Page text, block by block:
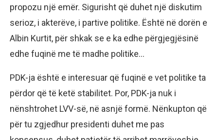
propozu një emër. Sigurisht që duhet një diskutim
serioz, i akterëve, i partive politike. Është në dorën e
Albin Kurtit, për shkak se e ka edhe përgjegjësinë
edhe fuqinë me të madhe politike…
PDK-ja është e interesuar që fuqinë e vet politike ta
përdor që të ketë stabilitet. Por, PDK-ja nuk i
nënshtrohet LVV-së, në asnjë formë. Nënkupton që
për tu zgjedhur presidenti duhet me pas